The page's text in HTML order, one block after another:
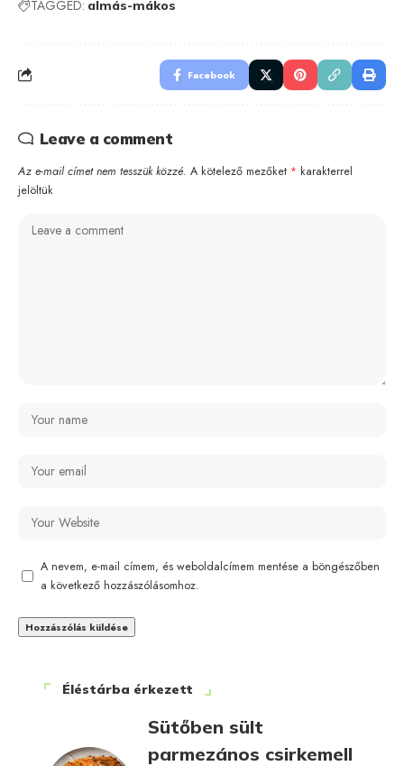
TAGGED: almás-mákos
Facebook
Leave a comment
Az e-mail címet nem tesszük közzé. A kötelező mezőket * karakterrel
jelöltük
A nevem, e-mail címem, és weboldalcímem mentése a böngészőben
a következő hozzászólásomhoz.
Éléstárba érkezett
Sütőben sült
parmezános csirkemell